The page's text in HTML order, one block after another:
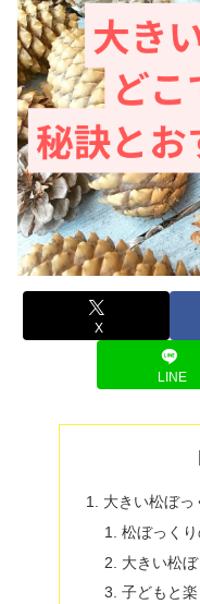
X
LINE
大きい松ぼっ
松ぼっく
大きい松
子どもと